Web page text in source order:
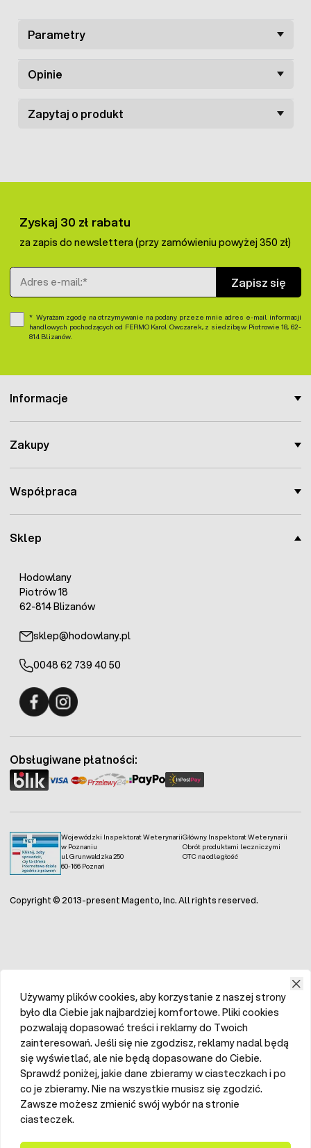
Parametry
Opinie
Zapytaj o produkt
Sklep
Hodowlany
Piotrów 18
62-814 Blizanów
sklep@hodowlany.pl
0048 62 739 40 50
Informacje
Zakupy
Współpraca
Zyskaj 30 zł rabatu
za zapis do newslettera (przy zamówieniu powyżej 350 zł)
Adres e-mail
Zapisz się
Wyrażam zgodę na otrzymywanie na podany przeze mnie adres e-mail informacji
handlowych pochodzących od FERMO Karol Owczarek, z siedzibą w Piotrowie 18, 62-
814 Blizanów.
Wojewódzki Inspektorat Weterynarii
w Poznaniu
ul. Grunwaldzka 250
60-166 Poznań
Główny Inspektorat Weterynarii
Obrót produktami leczniczymi
OTC na odległość
Obsługiwane płatności:
Copyright © 2013-present Magento, Inc. All rights reserved.
Używamy plików cookies, aby korzystanie z naszej strony
było dla Ciebie jak najbardziej komfortowe. Pliki cookies
pozwalają dopasować treści i reklamy do Twoich
zainteresowań. Jeśli się nie zgodzisz, reklamy nadal będą
się wyświetlać, ale nie będą dopasowane do Ciebie.
Sprawdź poniżej, jakie dane zbieramy w ciasteczkach i po
co je zbieramy. Nie na wszystkie musisz się zgodzić.
Zawsze możesz zmienić swój wybór na stronie
ciasteczek.